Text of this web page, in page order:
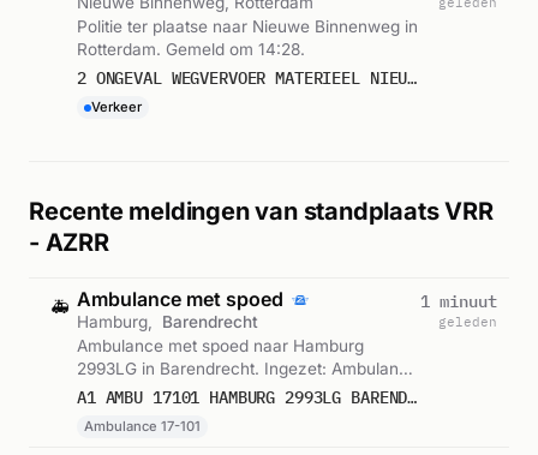
Politie ter plaatse naar Nieuwe Binnenweg in
Rotterdam. Gemeld om 14:28.
2 ONGEVAL WEGVERVOER MATERIEEL NIEUWE BINNENWEG ROTTERDAM ICNUM 402350
Verkeer
Recente meldingen van standplaats VRR
- AZRR
🚑 Ambulance met spoed
Hamburg,
Barendrecht
Ambulance met spoed naar Hamburg
2993LG in Barendrecht. Ingezet: Ambulance
17-101. Gemeld om 18:47.
A1 AMBU 17101 HAMBURG 2993LG BARENDRECHT BARDRT BON 122985
Ambulance 17-101
1 minuut
geleden